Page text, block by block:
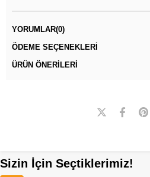
YORUMLAR(0)
ÖDEME SEÇENEKLERI
ÜRÜN ÖNERILERI
Sizin İçin Seçtiklerimiz!